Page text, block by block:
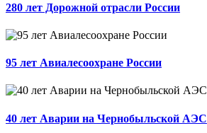
280 лет Дорожной отрасли России
95 лет Авиалесоохране России
40 лет Аварии на Чернобыльской АЭС